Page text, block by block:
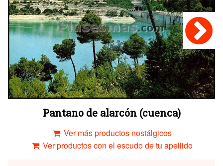
Pantano de alarcón (cuenca)
Ver más productos nostálgicos
Ver productos con el escudo de tu apellido